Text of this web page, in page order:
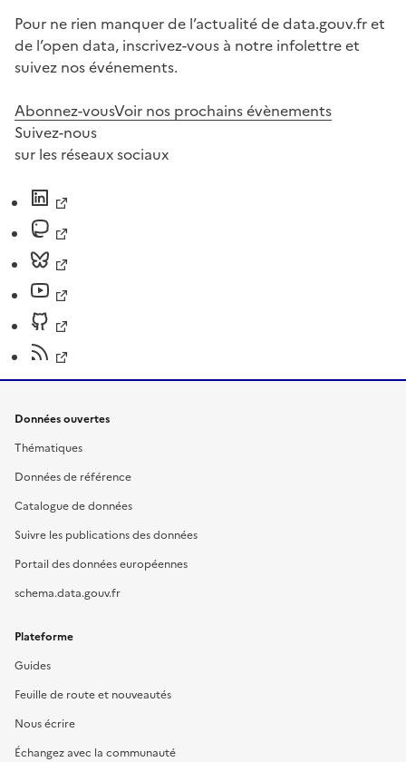
Pour ne rien manquer de l’actualité de data.gouv.fr et
de l’open data, inscrivez-vous à notre infolettre et
suivez nos événements.
Abonnez-vousVoir nos prochains évènements
Suivez-nous
sur les réseaux sociaux
Données ouvertes
Thématiques
Données de référence
Catalogue de données
Suivre les publications des données
Portail des données européennes
schema.data.gouv.fr
Plateforme
Guides
Feuille de route et nouveautés
Nous écrire
Échangez avec la communauté